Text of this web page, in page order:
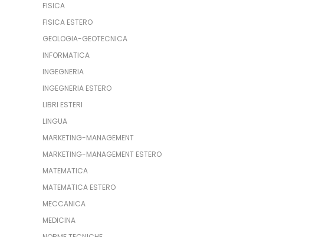
FISICA
FISICA ESTERO
GEOLOGIA-GEOTECNICA
INFORMATICA
INGEGNERIA
INGEGNERIA ESTERO
LIBRI ESTERI
LINGUA
MARKETING-MANAGEMENT
MARKETING-MANAGEMENT ESTERO
MATEMATICA
MATEMATICA ESTERO
MECCANICA
MEDICINA